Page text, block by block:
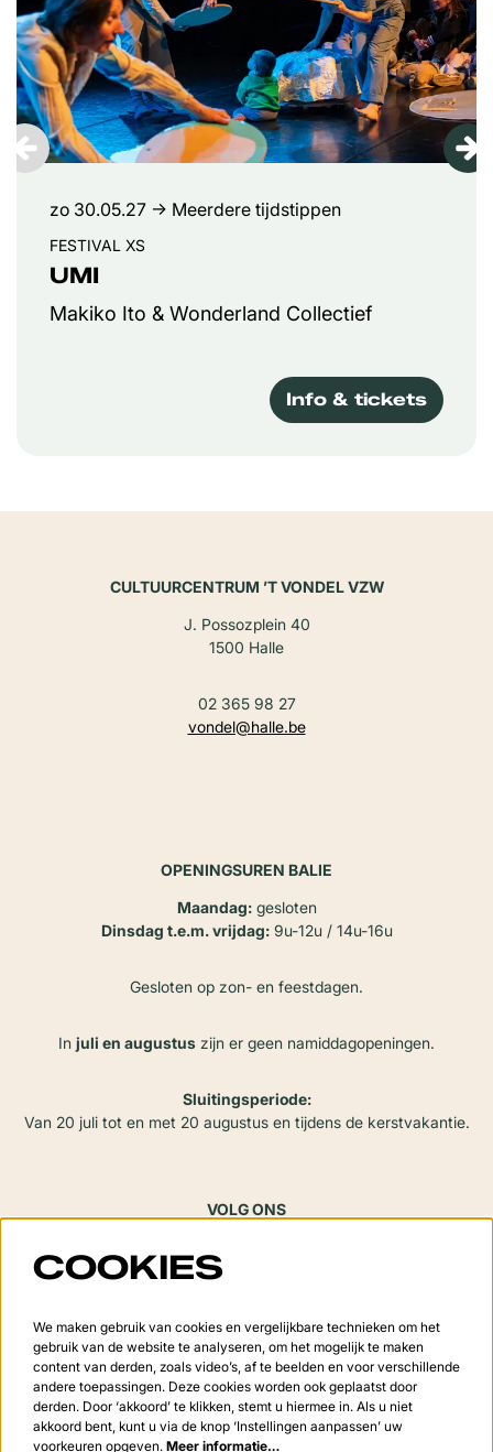
UMI
Makiko Ito & Wonderland Collectief
FESTIVAL XS
zo 30.05.27 → Meerdere tijdstippen
Info & tickets
CULTUURCENTRUM ’T VONDEL VZW
J. Possozplein 40
1500 Halle
02 365 98 27
vondel@halle.be
OPENINGSUREN BALIE
Maandag:gesloten
Dinsdag t.e.m. vrijdag:9u-12u / 14u-16u
Gesloten op zon- en feestdagen.
In juli en augustus zijn er geen namiddagopeningen.
Sluitingsperiode:
Van 20 juli tot en met 20 augustus en tijdens de kerstvakantie.
VOLG ONS
Meld je aan voor de nieuwsbrief
Aanmelden
COOKIES
We maken gebruik van cookies en vergelijkbare technieken om het
gebruik van de website te analyseren, om het mogelijk te maken
content van derden, zoals video’s, af te beelden en voor verschillende
andere toepassingen. Deze cookies worden ook geplaatst door
derden. Door ‘akkoord’ te klikken, stemt u hiermee in. Als u niet
akkoord bent, kunt u via de knop ‘Instellingen aanpassen’ uw
voorkeuren opgeven. Meer informatie…